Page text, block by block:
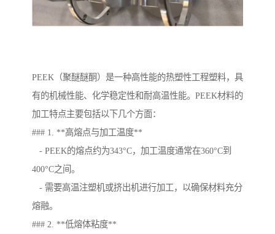
PEEK（聚醚醚酮）是一种高性能的热塑性工程塑料，具
有的机械性能、化学稳定性和耐高温性能。PEEK材料的
加工特点主要包括以下几个方面：
### 1. **高熔点与加工温度**
- PEEK的熔点约为343°C，加工温度通常在360°C到
400°C之间。
- 需要高温注塑机或挤出机进行加工，以确保材料充分
熔融。
### 2. **低熔体粘度**